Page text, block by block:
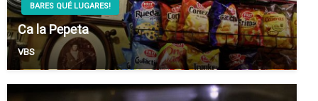
BARES QUÉ LUGARES!
Ca la Pepeta
VBS